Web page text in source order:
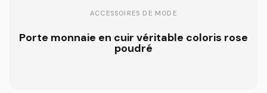
ACCESSOIRES DE MODE
Porte monnaie en cuir véritable coloris rose
poudré